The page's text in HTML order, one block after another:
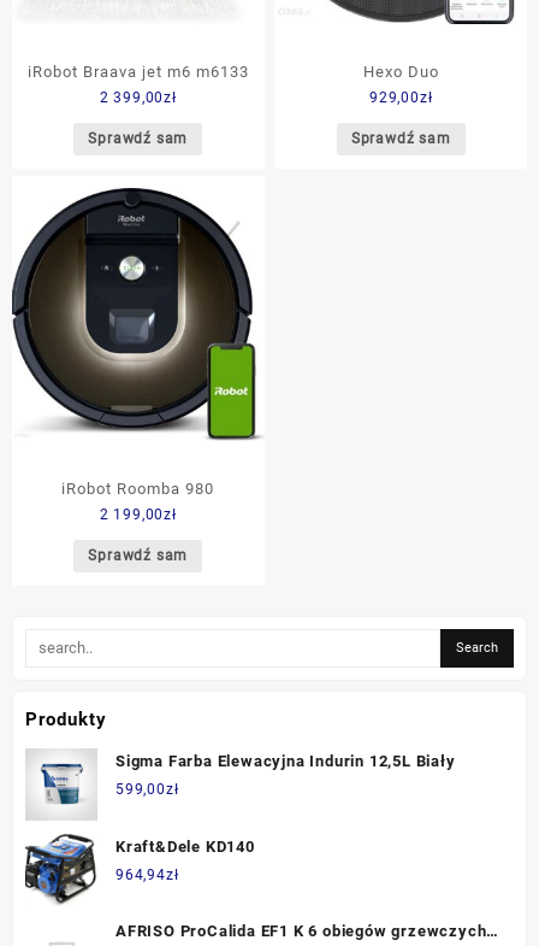
iRobot Braava jet m6 m6133
2 399,00zł
Sprawdź sam
Hexo Duo
929,00zł
Sprawdź sam
iRobot Roomba 980
2 199,00zł
Sprawdź sam
Produkty
Sigma Farba Elewacyjna Indurin 12,5L Biały
599,00zł
Kraft&Dele KD140
964,94zł
AFRISO ProCalida EF1 K 6 obiegów grzewczych,